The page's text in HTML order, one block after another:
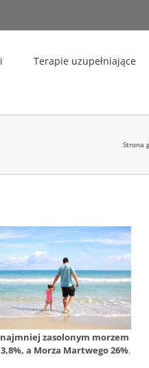
Terapie uzupełniające
Strona
zasolonym morzem
a Morza Martwego 26%.